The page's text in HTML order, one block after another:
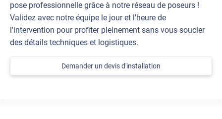
pose professionnelle grâce à notre réseau de poseurs !
Validez avec notre équipe le jour et l'heure de
l'intervention pour profiter pleinement sans vous soucier
des détails techniques et logistiques.
Demander un devis d'installation